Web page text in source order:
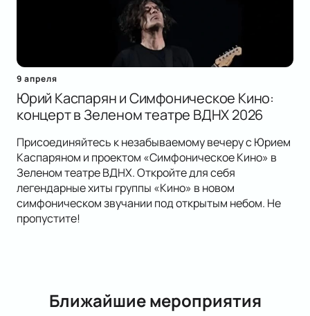
9 апреля
Юрий Каспарян и Симфоническое Кино:
концерт в Зеленом театре ВДНХ 2026
Присоединяйтесь к незабываемому вечеру с Юрием
Каспаряном и проектом «Симфоническое Кино» в
Зеленом театре ВДНХ. Откройте для себя
легендарные хиты группы «Кино» в новом
симфоническом звучании под открытым небом. Не
пропустите!
Ближайшие мероприятия